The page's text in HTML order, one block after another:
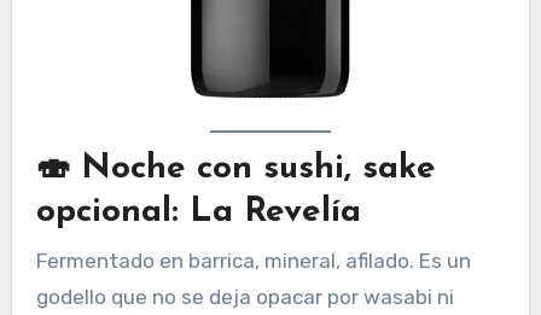
🍣 Noche con sushi, sake
opcional: La Revelía
Fermentado en barrica, mineral, afilado. Es un
godello que no se deja opacar por wasabi ni